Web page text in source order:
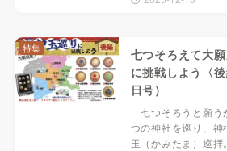
七つそろえて大
に挑戦しよう〈
日号）
七つそろうと願
つの神社を巡り、神
玉（かみたま）巡拝
特集